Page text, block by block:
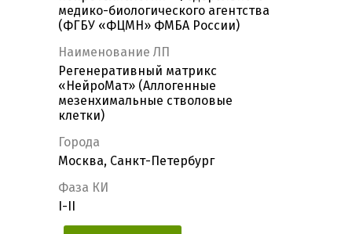
медико-биологического агентства
(ФГБУ «ФЦМН» ФМБА России)
Наименование ЛП
Регенеративный матрикс
«НейроМат» (Аллогенные
мезенхимальные стволовые
клетки)
Города
Москва, Санкт-Петербург
Фаза КИ
I-II